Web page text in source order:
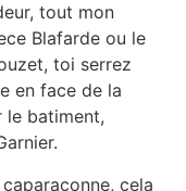
tout mon
Blafarde ou le
toi serrez
en face de la
le batiment,
cela